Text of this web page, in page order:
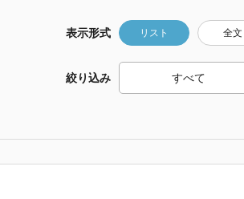
表示形式 リスト 全文
絞り込み